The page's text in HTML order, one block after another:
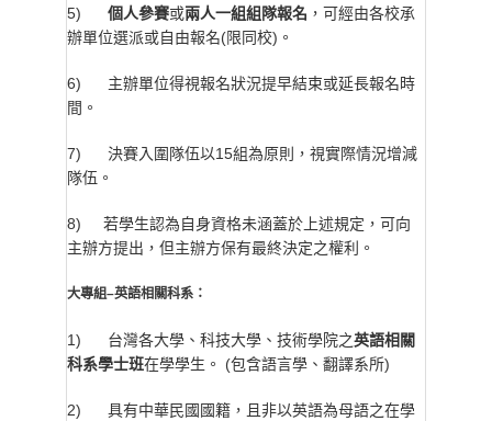
5) 個人參賽或兩人一組組隊報名 ，可經由各校承
辦單位選派或自由報名(限同校)。
6) 主辦單位得視報名狀況提早結束或延長報名時
間。
7) 決賽入圍隊伍以15組為原則，視實際情況增減
隊伍。
8) 若學生認為自身資格未涵蓋於上述規定，可向
主辦方提出，但主辦方保有最終決定之權利。
大專組–英語相關科系：
1) 台灣各大學、科技大學、技術學院之英語相關
科系學士班在學學生。 (包含語言學、翻譯系所)
2) 具有中華民國國籍，且非以英語為母語之在學